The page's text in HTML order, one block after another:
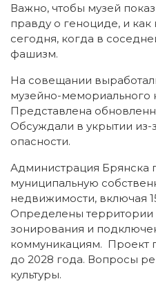
Важно, чтобы музей
правду о геноциде, и как
сегодня, когда в
фашизм.
На совещании
музейно-мемориального
Представлена
Обсуждали в укрытии из-
опасности.
Администрация Брянска
муниципальную
недвижимости, включая
Определены территории
зонирования и
коммуникациям. Проект
до 2028 года. Вопросы
культуры.